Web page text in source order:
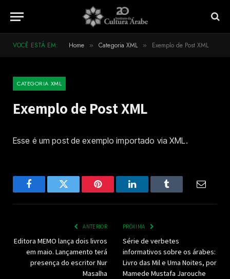
VOCÊ ESTÁ EM: Home » Categoria XML » Exemplo de Post XML
CATEGORIA XML
Exemplo de Post XML
Esse é um post de exemplo importado via XML.
FacebookTwitter Pinterest LinkedInTumblr
ANTERIOR
Editora MEMO lança dois livros
em maio. Lançamento terá
presença do escritor Nur
Masalha
PRÓXIMA
Série de verbetes
informativos sobre os árabes:
Livro das Mil e Uma Noites, por
Mamede Mustafa Jarouche